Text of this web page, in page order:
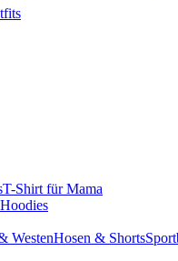
T-Shirt für Mama
WestenHosen & Shorts